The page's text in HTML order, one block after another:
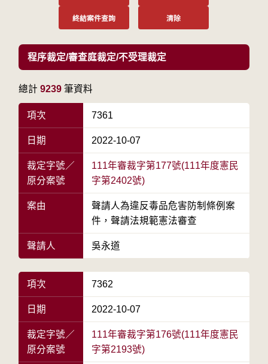
終結案件查詢 清除
程序裁定/審查庭裁定/不受理裁定
總計 9239 筆資料
項次 7361
日期 2022-10-07
裁定字號／
原分案號
111年審裁字第177號(111年度憲民
字第2402號)
案由
聲請人為違反毒品危害防制條例案
件，聲請法規範憲法審查
聲請人 吳永道
項次 7362
日期 2022-10-07
裁定字號／
原分案號
111年審裁字第176號(111年度憲民
字第2193號)